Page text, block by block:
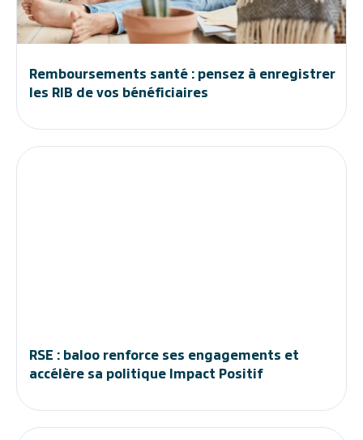
Remboursements santé : pensez à enregistrer
les RIB de vos bénéficiaires
RSE : baloo renforce ses engagements et
accélère sa politique Impact Positif